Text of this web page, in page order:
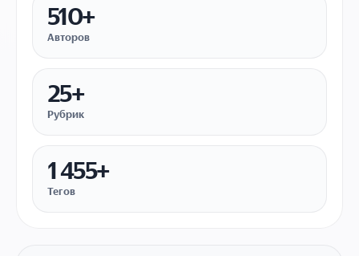
510+
Авторов
25+
Рубрик
1 455+
Тегов